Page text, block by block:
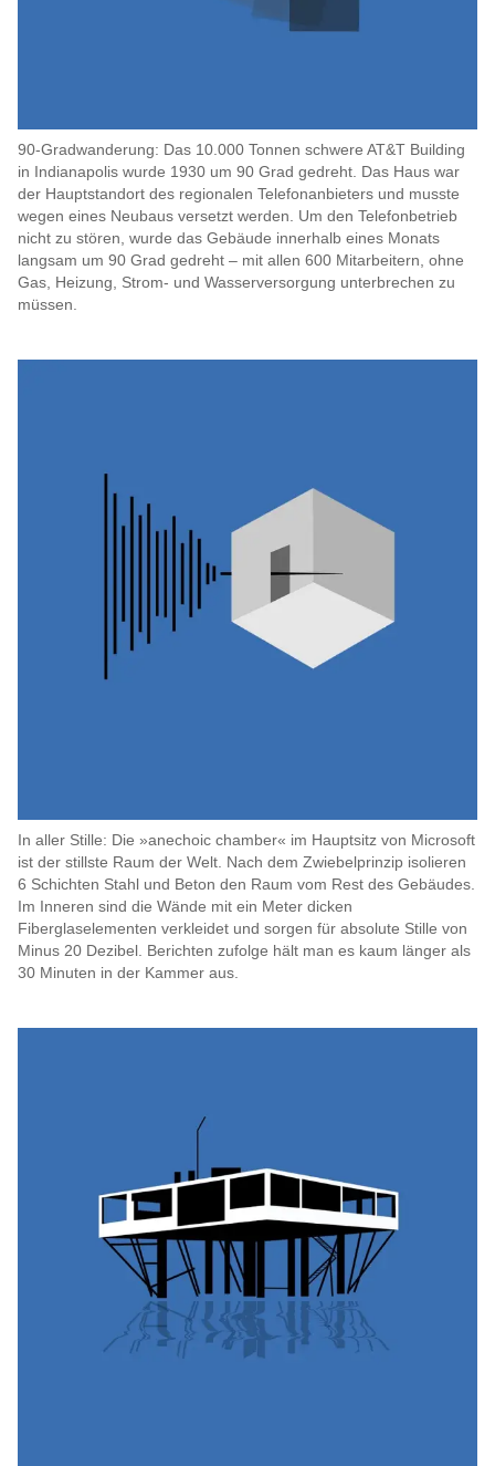
90-Gradwanderung: Das 10.000 Tonnen schwere AT&T Building
in Indianapolis wurde 1930 um 90 Grad gedreht. Das Haus war
der Hauptstandort des regionalen Telefonanbieters und musste
wegen eines Neubaus versetzt werden. Um den Telefonbetrieb
nicht zu stören, wurde das Gebäude innerhalb eines Monats
langsam um 90 Grad gedreht – mit allen 600 Mitarbeitern, ohne
Gas, Heizung, Strom- und Wasserversorgung unterbrechen zu
müssen.
In aller Stille: Die »anechoic chamber« im Hauptsitz von Microsoft
ist der stillste Raum der Welt. Nach dem Zwiebelprinzip isolieren
6 Schichten Stahl und Beton den Raum vom Rest des Gebäudes.
Im Inneren sind die Wände mit ein Meter dicken
Fiberglaselementen verkleidet und sorgen für absolute Stille von
Minus 20 Dezibel. Berichten zufolge hält man es kaum länger als
30 Minuten in der Kammer aus.